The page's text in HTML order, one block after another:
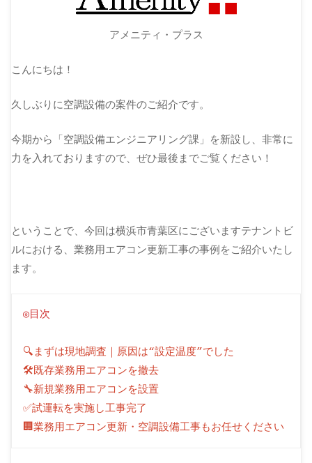
アメニティ・プラス
こんにちは！
久しぶりに空調設備の案件のご紹介です。
今期から「空調設備エンジニアリング課」を新設し、非常に
力を入れておりますので、ぜひ最後までご覧ください！
ということで、今回は横浜市青葉区にございますテナントビ
ルにおける、業務用エアコン更新工事の事例をご紹介いたし
ます。
◎目次
🔍まずは現地調査｜原因は“設定温度”でした
🛠️既存業務用エアコンを撤去
🔧新規業務用エアコンを設置
✅試運転を実施し工事完了
🏢業務用エアコン更新・空調設備工事もお任せください